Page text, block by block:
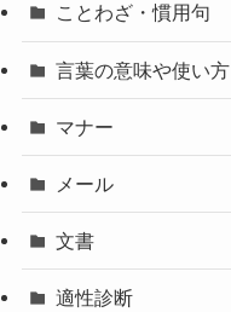
ことわざ・慣用句
言葉の意味や使い方
マナー
メール
文書
適性診断